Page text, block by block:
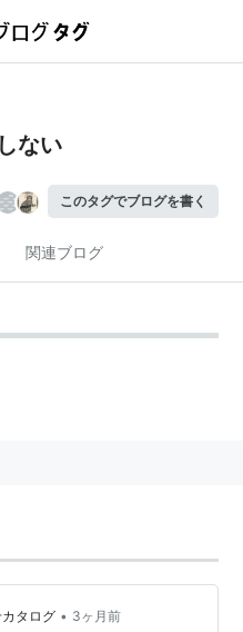
ない
このタグでブログを書く
関連ブログ
タログ • 3ヶ月前